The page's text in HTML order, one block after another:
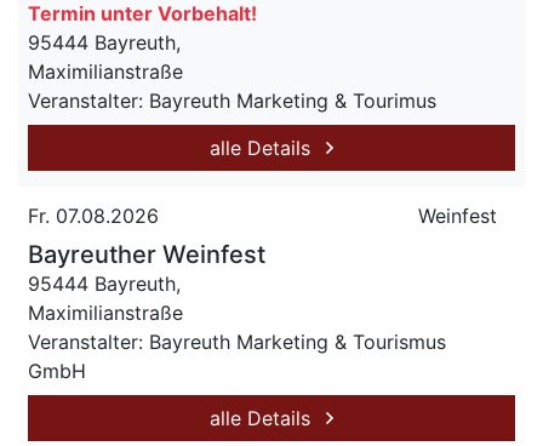
Termin unter Vorbehalt!
95444 Bayreuth,
Maximilianstraße
Veranstalter: Bayreuth Marketing & Tourimus
alle Details
Fr. 07.08.2026 Weinfest
Bayreuther Weinfest
95444 Bayreuth,
Maximilianstraße
Veranstalter: Bayreuth Marketing & Tourismus
GmbH
alle Details